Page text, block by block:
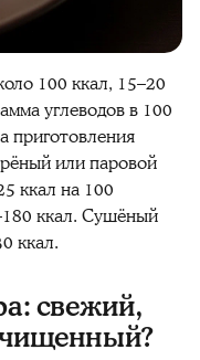
100 ккал, 15–20
углеводов в 100
приготовления
или паровой
ккал на 100
ккал. Сушёный
ккал.
свежий,